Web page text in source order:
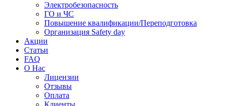
Электробезопасность
ГО и ЧС
Повышение квалификации/Переподготовка
Организация Safety day
Акции
Статьи
FAQ
О Нас
Лицензии
Отзывы
Оплата
Клиенты